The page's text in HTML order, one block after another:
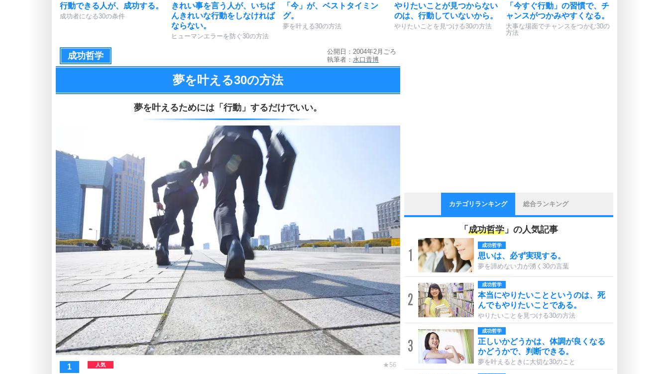
行動できる人が、成功する。
成功者になる30の条件
きれい事を言う人が、いちば
んきれいな行動をしなければ
ならない。
ヒューマンエラーを防ぐ30の方法
「今」が、ベストタイミン
グ。
夢を叶える30の方法
やりたいことが見つからない
のは、行動していないから。
やりたいことを見つける30の方法
「今すぐ行動」の習慣で、チ
ャンスがつかみやすくなる。
大事な場面でチャンスをつかむ30の
方法
成功哲学
公開日：2004年2月ごろ
執筆者： 水口貴博
夢を叶える30の方法
夢を叶えるためには 「行動」するだけでいい。
カテゴリランキング 総合ランキング
「 成功哲学 」の人気記事
1
成功哲学
思いは、必ず実現する。
夢を諦めない力が湧く30の言葉
2
成功哲学
本当にやりたいことというのは、死
んでもやりたいことである。
やりたいことを見つける30の方法
3
成功哲学
正しいかどうかは、体調が良くなる
かどうかで、判断できる。
夢を叶えるときに大切な30のこと